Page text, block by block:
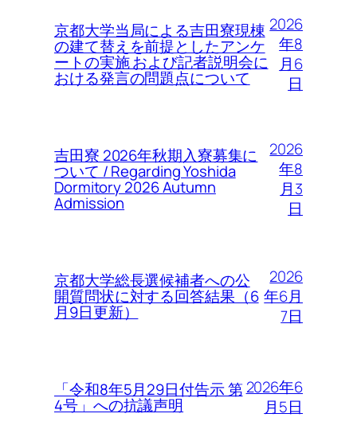
京都大学当局による吉田寮現棟
の建て替えを前提としたアンケ
ートの実施 および記者説明会に
おける発言の問題点について
2026
年8
月6
日
吉田寮 2026年秋期入寮募集に
ついて / Regarding Yoshida
Dormitory 2026 Autumn
Admission
2026
年8
月3
日
京都大学総長選候補者への公
開質問状に対する回答結果（6
月9日更新）
2026
年6月
7日
「令和8年5月29日付告示 第
4号」への抗議声明
2026年6
月5日